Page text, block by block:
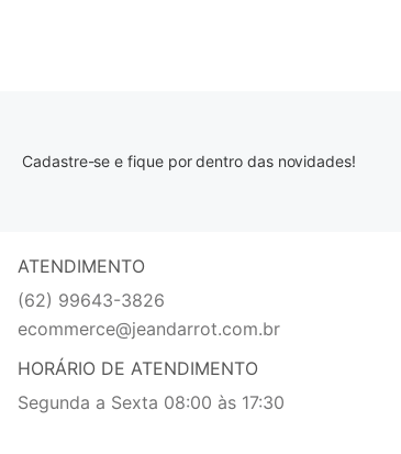
Cadastre-se e fique por dentro das novidades!
ATENDIMENTO
(62) 99643-3826
ecommerce@jeandarrot.com.br
HORÁRIO DE ATENDIMENTO
Segunda a Sexta 08:00 às 17:30